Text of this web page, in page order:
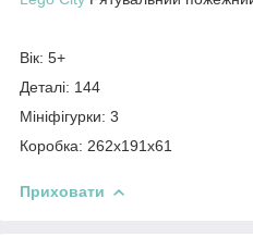
Вік: 5+
Деталі: 144
Мініфігурки: 3
Коробка: 262х191х61
Приховати